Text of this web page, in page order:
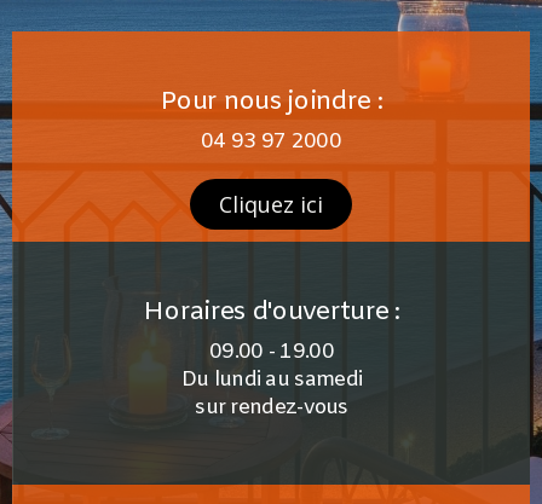
Pour nous joindre :
04 93 97 2000
Cliquez ici
Horaires d'ouverture :
09.00 - 19.00
Du lundi au samedi
sur rendez-vous